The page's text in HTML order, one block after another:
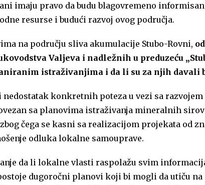
imaju pravo da budu blagovremeno
resurse i budući razvoj ovog područja.
na području sliva akumulacije Stubo-Rovni,
Valjeva i nadležnih u preduzeću
istraživanjima i da li su za njih davali
nedostatak konkretnih poteza u vezi sa
sa planovima istraživanja mineralnih
čega se kasni sa realizacijom projekata od
odluka lokalne samouprave.
da li lokalne vlasti raspolažu svim
dugoročni planovi koji bi mogli da utiču